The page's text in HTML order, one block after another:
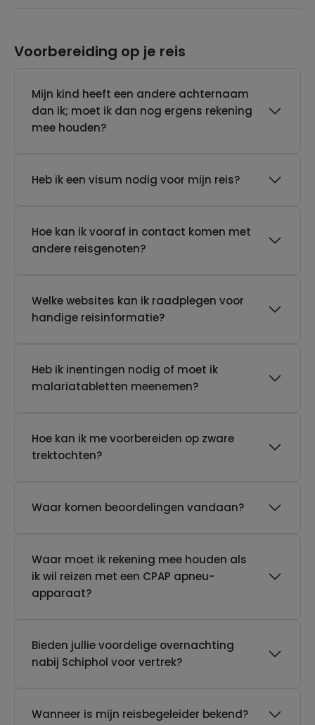
Voorbereiding op je reis
Mijn kind heeft een andere achternaam
dan ik; moet ik dan nog ergens rekening
mee houden?
Heb ik een visum nodig voor mijn reis?
Hoe kan ik vooraf in contact komen met
andere reisgenoten?
Welke websites kan ik raadplegen voor
handige reisinformatie?
Heb ik inentingen nodig of moet ik
malariatabletten meenemen?
Hoe kan ik me voorbereiden op zware
trektochten?
Waar komen beoordelingen vandaan?
Waar moet ik rekening mee houden als
ik wil reizen met een CPAP apneu-
apparaat?
Bieden jullie voordelige overnachting
nabij Schiphol voor vertrek?
Wanneer is mijn reisbegeleider bekend?